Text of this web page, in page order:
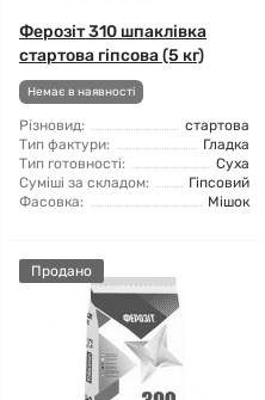
Ферозіт 310 шпаклівка
стартова гіпсова (5 кг)
Немає в наявності
Різновид:
стартова
Тип фактури:
Гладка
Тип готовності:
Суха
Суміші за складом:
Гіпсовий
Фасовка:
Мішок
Продано